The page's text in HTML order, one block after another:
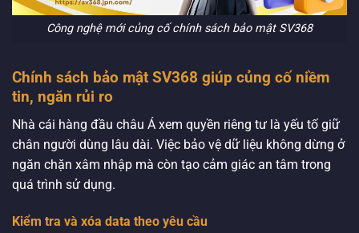
Công nghệ mới củng cố chính sách bảo mật SV368
Chính sách bảo mật SV368 giúp củng cố niềm
tin, ngăn rủi ro
Nhà cái hàng đầu châu Á xem quyền riêng tư là yếu tố giữ
chân người dùng lâu dài. Việc bảo vệ dữ liệu không dừng ở
ngăn chặn xâm nhập mà còn tạo cảm giác an tâm trong
quá trình sử dụng.
Kiểm tra và xóa data theo yêu cầu